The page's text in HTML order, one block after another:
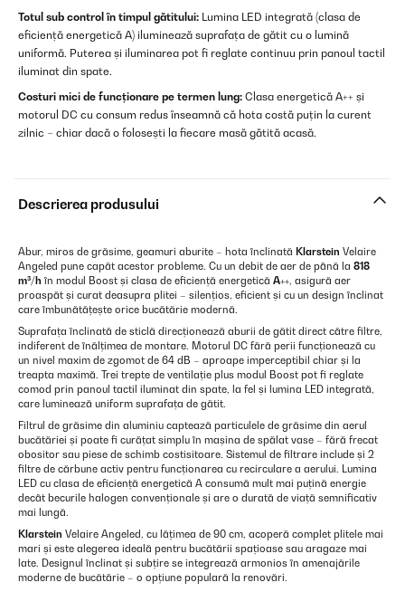
Totul sub control în timpul gătitului: Lumina LED integrată (clasa de
eficiență energetică A) iluminează suprafața de gătit cu o lumină
uniformă. Puterea și iluminarea pot fi reglate continuu prin panoul tactil
iluminat din spate.
Costuri mici de funcționare pe termen lung: Clasa energetică A++ și
motorul DC cu consum redus înseamnă că hota costă puțin la curent
zilnic – chiar dacă o folosești la fiecare masă gătită acasă.
Descrierea produsului
Abur, miros de grăsime, geamuri aburite – hota înclinată Klarstein Velaire
Angeled pune capăt acestor probleme. Cu un debit de aer de până la 818
m³/h în modul Boost și clasa de eficiență energetică A++, asigură aer
proaspăt și curat deasupra plitei – silențios, eficient și cu un design înclinat
care îmbunătățește orice bucătărie modernă.
Suprafața înclinată de sticlă direcționează aburii de gătit direct către filtre,
indiferent de înălțimea de montare. Motorul DC fără perii funcționează cu
un nivel maxim de zgomot de 64 dB – aproape imperceptibil chiar și la
treapta maximă. Trei trepte de ventilație plus modul Boost pot fi reglate
comod prin panoul tactil iluminat din spate, la fel și lumina LED integrată,
care luminează uniform suprafața de gătit.
Filtrul de grăsime din aluminiu captează particulele de grăsime din aerul
bucătăriei și poate fi curățat simplu în mașina de spălat vase – fără frecat
obositor sau piese de schimb costisitoare. Sistemul de filtrare include și 2
filtre de cărbune activ pentru funcționarea cu recirculare a aerului. Lumina
LED cu clasa de eficiență energetică A consumă mult mai puțină energie
decât becurile halogen convenționale și are o durată de viață semnificativ
mai lungă.
Klarstein Velaire Angeled, cu lățimea de 90 cm, acoperă complet plitele mai
mari și este alegerea ideală pentru bucătării spațioase sau aragaze mai
late. Designul înclinat și subțire se integrează armonios în amenajările
moderne de bucătărie – o opțiune populară la renovări.